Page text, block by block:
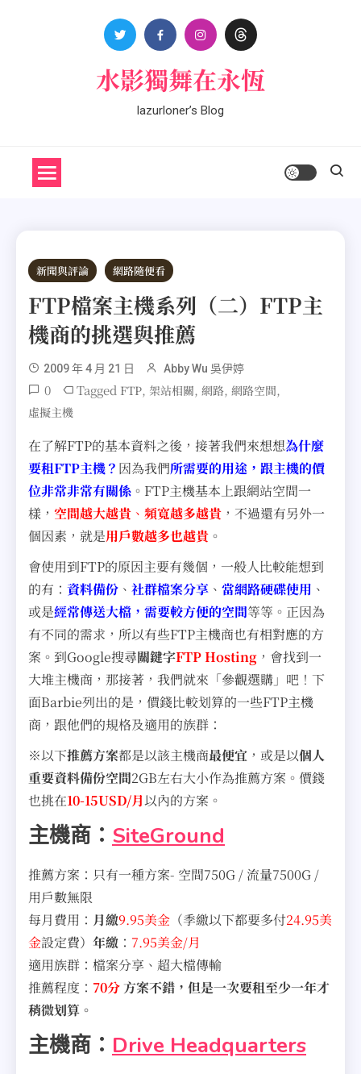
水影獨舞在永恆
lazurloner’s Blog
新聞與評論 網路隨便看
FTP檔案主機系列（二）FTP主
機商的挑選與推薦
2009 年 4 月 21 日 Abby Wu 吳伊婷
0 Tagged FTP, 架站相關, 網路, 網路空間,
虛擬主機
在了解FTP的基本資料之後，接著我們來想想為什麼
要租FTP主機？ 因為我們所需要的用途，跟主機的價
位非常非常有關係 。FTP主機基本上跟網站空間一
樣， 空間越大越貴 、 頻寬越多越貴 ，不過還有另外一
個因素，就是用戶數越多也越貴 。
會使用到FTP的原因主要有幾個，一般人比較能想到
的有： 資料備份 、 社群檔案分享 、 當網路硬碟使用 、
或是經常傳送大檔，需要較方便的空間等等。正因為
有不同的需求，所以有些FTP主機商也有相對應的方
案。到Google搜尋關鍵字FTP Hosting ，會找到一
大堆主機商，那接著，我們就來「參觀選購」吧！下
面Barbie列出的是，價錢比較划算的一些FTP主機
商，跟他們的規格及適用的族群：
※以下推薦方案都是以該主機商最便宜 ，或是以個人
重要資料備份空間2GB左右大小作為推薦方案。價錢
也挑在10-15USD/月以內的方案。
主機商： SiteGround
推薦方案：只有一種方案- 空間750G / 流量7500G /
用戶數無限
每月費用： 月繳9.95美金 （季繳以下都要多付24.95美
金設定費） 年繳 ： 7.95美金/月
適用族群：檔案分享、超大檔傳輸
推薦程度： 70分 方案不錯，但是一次要租至少一年才
稍微划算。
主機商： Drive Headquarters